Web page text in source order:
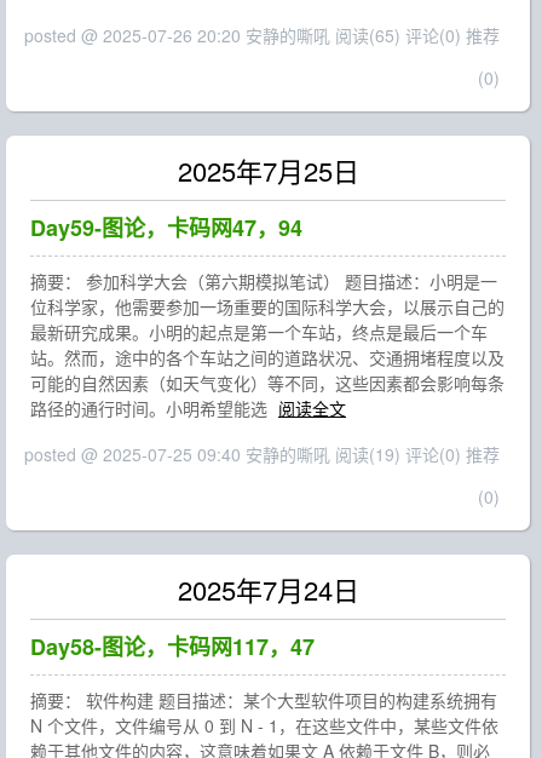
posted @ 2025-07-26 20:20 安静的嘶吼 阅读(65) 评论(0) 推荐
(0)
2025年7月25日
Day59-图论，卡码网47，94
摘要： 参加科学大会（第六期模拟笔试） 题目描述：小明是一
位科学家，他需要参加一场重要的国际科学大会，以展示自己的
最新研究成果。小明的起点是第一个车站，终点是最后一个车
站。然而，途中的各个车站之间的道路状况、交通拥堵程度以及
可能的自然因素（如天气变化）等不同，这些因素都会影响每条
路径的通行时间。小明希望能选 阅读全文
posted @ 2025-07-25 09:40 安静的嘶吼 阅读(19) 评论(0) 推荐
(0)
2025年7月24日
Day58-图论，卡码网117，47
摘要： 软件构建 题目描述：某个大型软件项目的构建系统拥有
N 个文件，文件编号从 0 到 N - 1，在这些文件中，某些文件依
赖于其他文件的内容，这意味着如果文 A 依赖于文件 B，则必